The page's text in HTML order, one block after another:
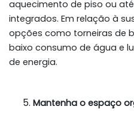
aquecimento de piso ou
integrados. Em relação à
opções como torneiras de
baixo consumo de água e
de energia.
Mantenha o espaço